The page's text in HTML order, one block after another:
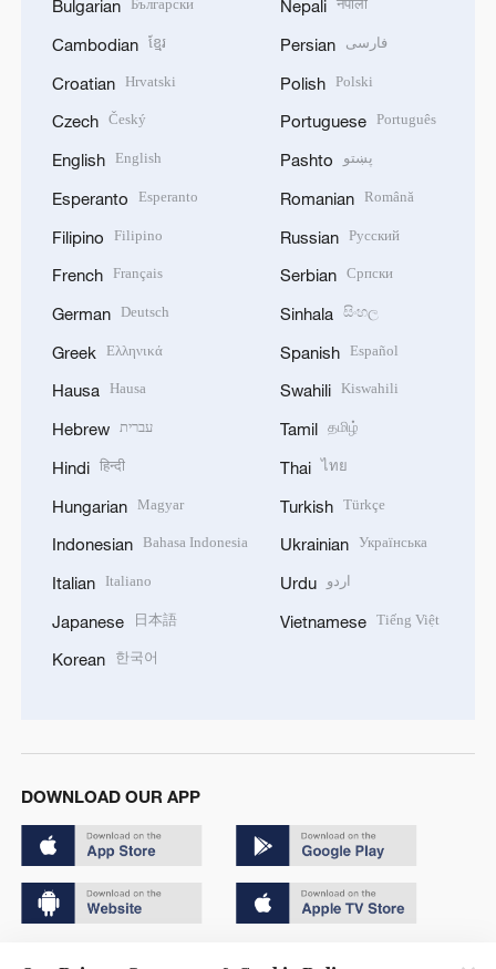
Bulgarian
Cambodian ខ្មែរ
Croatian Hrvatski
Czech Český
English English
Esperanto Esperanto
Filipino Filipino
French Français
German Deutsch
Greek Ελληνικά
Hausa Hausa
Hebrew עברית
Hindi हिन्दी
Hungarian Magyar
Indonesian Bahasa Indonesia
Italian Italiano
Japanese 日本語
Korean 한국어
Nepali
Persian فارسی
Polish Polski
Portuguese Português
Pashto پښتو
Romanian Română
Russian Русский
Serbian Српски
Sinhala සිංහල
Spanish Español
Swahili Kiswahili
Tamil தமிழ்
Thai ไทย
Turkish Türkçe
Ukrainian Українська
Urdu اردو
Vietnamese Tiếng Việt
DOWNLOAD OUR APP